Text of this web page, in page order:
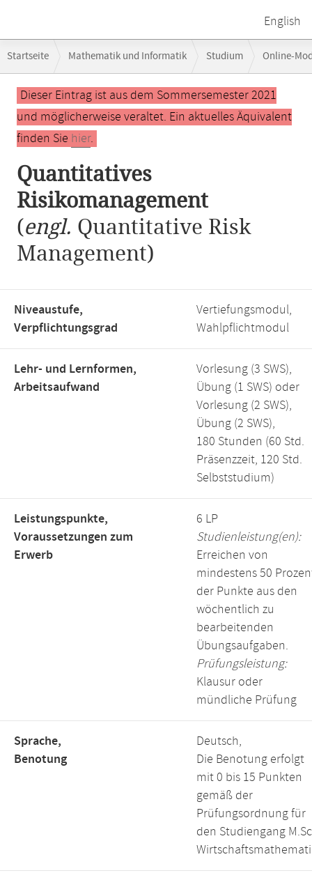
English
Navigation
Startseite Mathematik und Informatik Studium Online-
Quantitatives Risikomanagement
Hauptinhalt
Dieser Eintrag ist aus dem Sommersemester 2021
und möglicherweise veraltet. Ein aktuelles Äquivalent
finden Sie hier.
Quantitatives
Risikomanagement
(engl. Quantitative Risk
Management)
Niveaustufe,
Verpflichtungsgrad
Vertiefungsmodul,
Wahlpflichtmodul
Lehr- und Lernformen,
Arbeitsaufwand
Vorlesung (3 SWS),
Übung (1 SWS) oder
Vorlesung (2 SWS),
Übung (2 SWS),
180 Stunden (60 Std.
Präsenzzeit, 120 Std.
Selbststudium)
Leistungspunkte,
Voraussetzungen zum
Erwerb
6 LP
Studienleistung(en):
Erreichen von
mindestens 50
der Punkte aus den
wöchentlich zu
bearbeitenden
Übungsaufgaben.
Prüfungsleistung:
Klausur oder
mündliche Prüfung
Sprache,
Benotung
Deutsch,
Die Benotung erfolgt
mit 0 bis 15 Punkten
gemäß der
Prüfungsordnung für
den Studiengang